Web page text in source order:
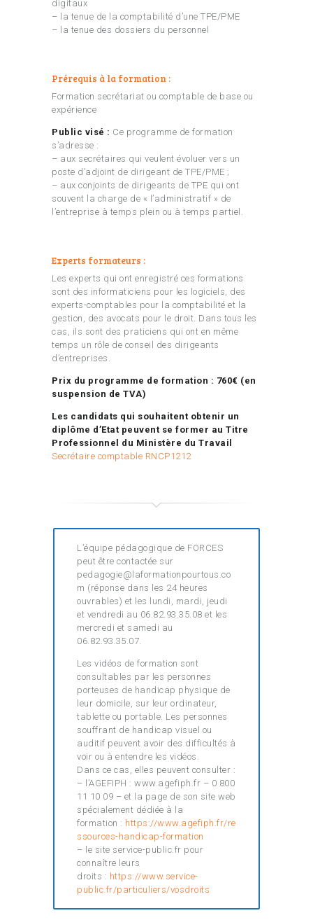
digitaux
– la tenue de la comptabilité d’une TPE/PME
– la tenue des dossiers du personnel
Prérequis à la formation :
Formation secrétariat ou comptable de base ou
expérience
Public visé : Ce programme de formation
s’adresse :
– aux secrétaires qui veulent évoluer vers un
poste d’adjoint de dirigeant de TPE/PME ;
– aux conjoints de dirigeants de TPE qui ont
souvent la charge de « l’administratif » de
l’entreprise à temps plein ou à temps partiel.
Experts formateurs :
Les experts qui ont enregistré ces formations
sont des informaticiens pour les logiciels, des
experts-comptables pour la comptabilité et la
gestion, des avocats pour le droit. Dans tous les
cas, ils sont des praticiens qui ont en même
temps un rôle de conseil des dirigeants
d’entreprises.
Prix du programme de formation : 760€ (en
suspension de TVA)
Les candidats qui souhaitent obtenir un
diplôme d’Etat peuvent se former au Titre
Professionnel du Ministère du Travail
Secrétaire comptable RNCP1212
L’équipe pédagogique de FORCES
peut être contactée sur
pedagogie@laformationpourtous.co
m (réponse dans les 24 heures
ouvrables) et les lundi, mardi, jeudi
et vendredi au 06.82.93.35.08 et les
mercredi et samedi au
06.82.93.35.07.
Les vidéos de formation sont
consultables par les personnes
porteuses de handicap physique de
leur domicile, sur leur ordinateur,
tablette ou portable. Les personnes
souffrant de handicap visuel ou
auditif peuvent avoir des difficultés à
voir ou à entendre les vidéos.
Dans ce cas, elles peuvent consulter :
– l’AGEFIPH : www.agefiph.fr – 0 800
11 10 09 – et la page de son site web
spécialement dédiée à la
formation : https://www.agefiph.fr/re
ssources-handicap-formation
– le site service-public.fr pour
connaître leurs
droits : https://www.service-
public.fr/particuliers/vosdroits